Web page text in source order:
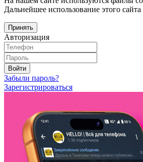
Дальнейшее использование этого
Принять
Авторизация
Войти
Забыли пароль?
Зарегистрироваться